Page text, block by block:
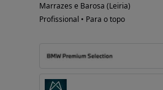
Marrazes e Barosa (Leiria)
Profissional • Para o topo